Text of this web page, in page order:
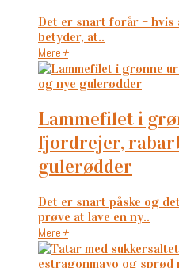
Det er snart forår – hvis
betyder, at..
Mere+
lammefilet i grønne urter med
fjordrejer,
gulerødder
Det er snart påske og
prøve at lave en ny..
Mere+